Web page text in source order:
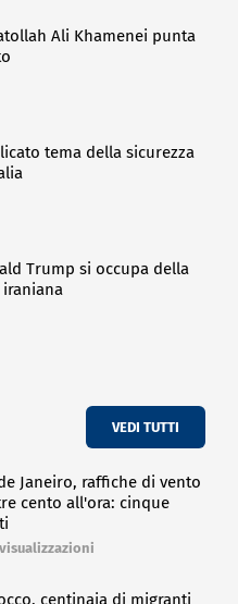
Ali Khamenei punta
tema della sicurezza
Trump si occupa della
iraniana
VEDI TUTTI
Janeiro, raffiche di vento
cento all'ora: cinque
centinaia di migranti